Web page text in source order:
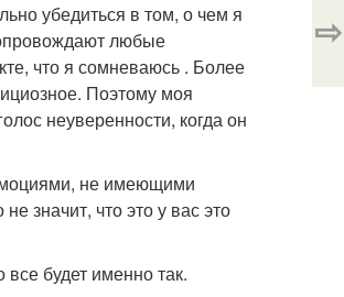
убедиться в том, о чем я
любые
что я сомневаюсь . Более
Поэтому моя
неуверенности, когда он
не имеющими
значит, что это у вас это
все будет именно так.
⇨